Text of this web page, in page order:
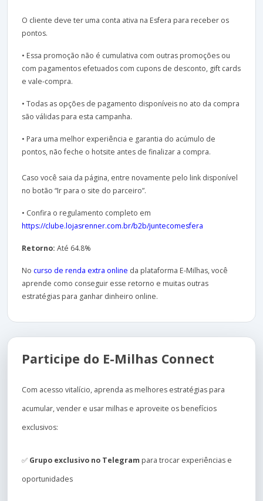
O cliente deve ter uma conta ativa na Esfera para receber os
pontos.
• Essa promoção não é cumulativa com outras promoções ou
com pagamentos efetuados com cupons de desconto, gift cards
e vale-compra.
• Todas as opções de pagamento disponíveis no ato da compra
são válidas para esta campanha.
• Para uma melhor experiência e garantia do acúmulo de
pontos, não feche o hotsite antes de finalizar a compra.
Caso você saia da página, entre novamente pelo link disponível
no botão “Ir para o site do parceiro”.
• Confira o regulamento completo em
https://clube.lojasrenner.com.br/b2b/juntecomesfera
Retorno: Até 64.8%
No curso de renda extra online da plataforma E-Milhas, você
aprende como conseguir esse retorno e muitas outras
estratégias para ganhar dinheiro online.
Participe do E-Milhas Connect
Com acesso vitalício, aprenda as melhores estratégias para
acumular, vender e usar milhas e aproveite os benefícios
exclusivos:
✅ Grupo exclusivo no Telegram para trocar experiências e
oportunidades